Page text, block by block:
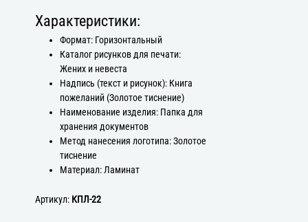
Характеристики:
Формат: Горизонтальный
Каталог рисунков для печати:
Жених и невеста
Надпись (текст и рисунок): Книга
пожеланий (Золотое тиснение)
Наименование изделия: Папка для
хранения документов
Метод нанесения логотипа: Золотое
тиснение
Материал: Ламинат
Артикул: КПЛ-22